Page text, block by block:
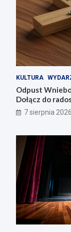
KULTURA
Odpust
Dołącz do
7 sierpnia 2026